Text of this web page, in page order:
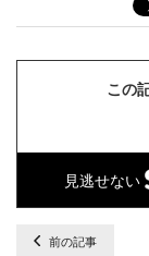
この
見逃せない
前の記事